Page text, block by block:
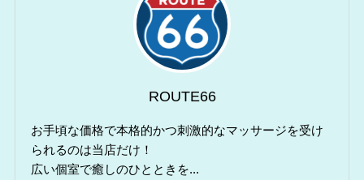
ROUTE66
お手頃な価格で本格的かつ刺激的なマッサージを受け
られるのは当店だけ！
広い個室で癒しのひとときを...